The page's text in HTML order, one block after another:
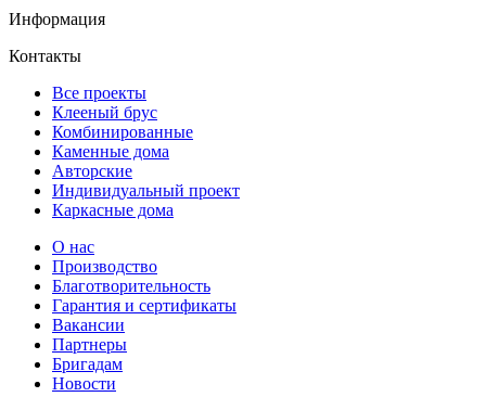
Информация
Контакты
Все проекты
Клееный брус
Комбинированные
Каменные дома
Авторские
Индивидуальный проект
Каркасные дома
О нас
Производство
Благотворительность
Гарантия и сертификаты
Вакансии
Партнеры
Бригадам
Новости